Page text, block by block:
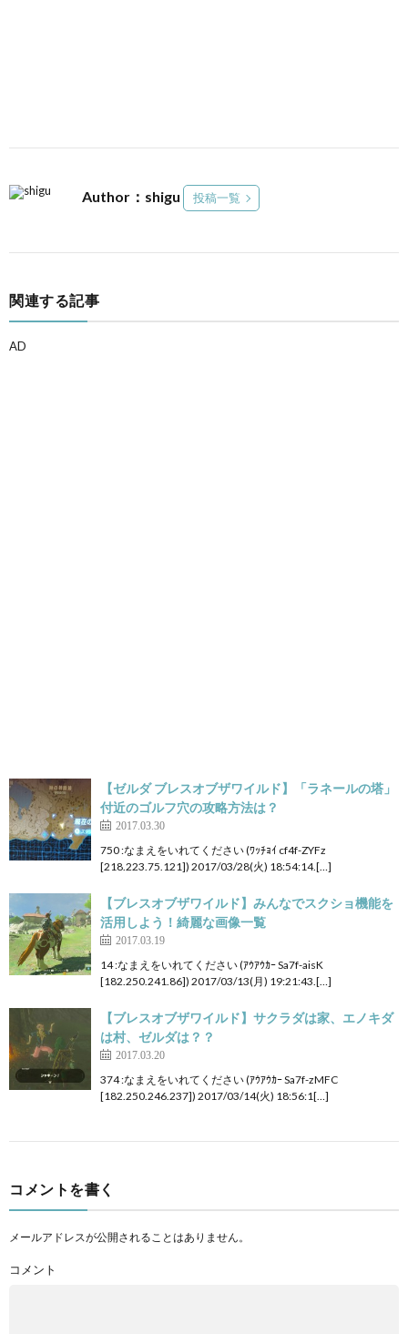
Author：shigu 投稿一覧
関連する記事
AD
【ゼルダ ブレスオブザワイルド】「ラネールの塔」
付近のゴルフ穴の攻略方法は？
2017.03.30
750 :なまえをいれてください (ﾜｯﾁｮｲ cf4f-ZYFz
[218.223.75.121]) 2017/03/28(火) 18:54:14.[…]
【ブレスオブザワイルド】みんなでスクショ機能を
活用しよう！綺麗な画像一覧
2017.03.19
14 :なまえをいれてください (ｱｳｱｳｶｰ Sa7f-aisK
[182.250.241.86]) 2017/03/13(月) 19:21:43.[…]
【ブレスオブザワイルド】サクラダは家、エノキダ
は村、ゼルダは？？
2017.03.20
374 :なまえをいれてください (ｱｳｱｳｶｰ Sa7f-zMFC
[182.250.246.237]) 2017/03/14(火) 18:56:1[…]
コメントを書く
メールアドレスが公開されることはありません。
コメント